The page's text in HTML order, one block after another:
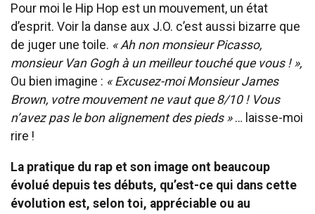
Pour moi le Hip Hop est un mouvement, un état
d’esprit. Voir la danse aux J.O. c’est aussi bizarre que
de juger une toile. « Ah non monsieur Picasso,
monsieur Van Gogh à un meilleur touché que vous ! »,
Ou bien imagine : « Excusez-moi Monsieur James
Brown, votre mouvement ne vaut que 8/10 ! Vous
n’avez pas le bon alignement des pieds »… laisse-moi
rire !
La pratique du rap et son image ont beaucoup
évolué depuis tes débuts, qu’est-ce qui dans cette
évolution est, selon toi, appréciable ou au